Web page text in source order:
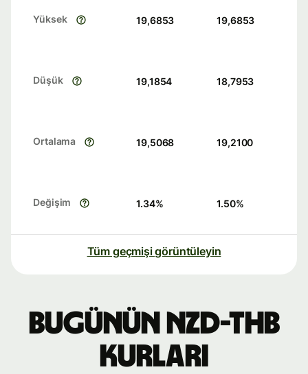
Yüksek 19,6853 19,6853
Düşük 19,1854 18,7953
Ortalama 19,5068 19,2100
Değişim 1.34% 1.50%
Tüm geçmişi görüntüleyin
Bugünün NZD-THB
kurları